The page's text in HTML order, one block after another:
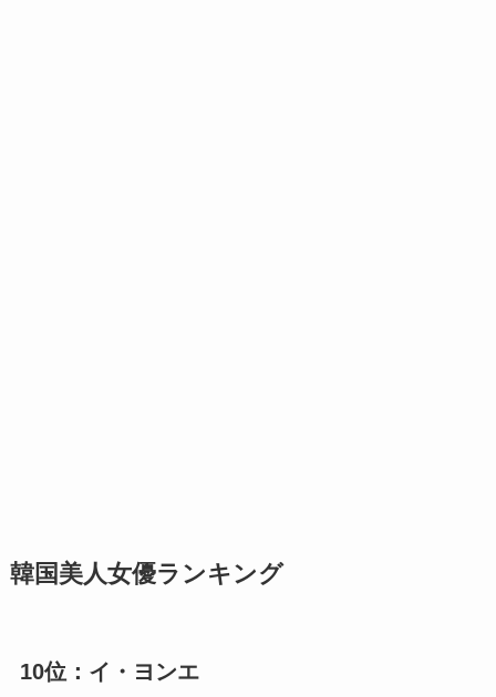
韓国美人女優ランキング
10位：イ・ヨンエ